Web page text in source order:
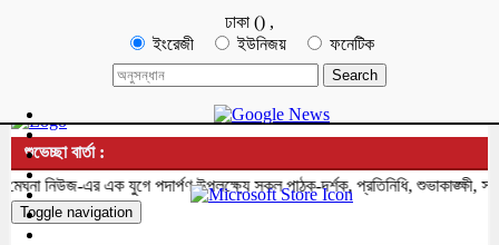
ঢাকা () ,
ইংরেজী
ইউনিজয় ফনেটিক
শুভেচ্ছা বার্তা :
নিউজ-এর এক যুগে পদার্পণ উপলক্ষ্যে সকল পাঠক-দর্শক, প্রতিনিধি, শুভাকাঙ্ক্ষী,
Toggle navigation